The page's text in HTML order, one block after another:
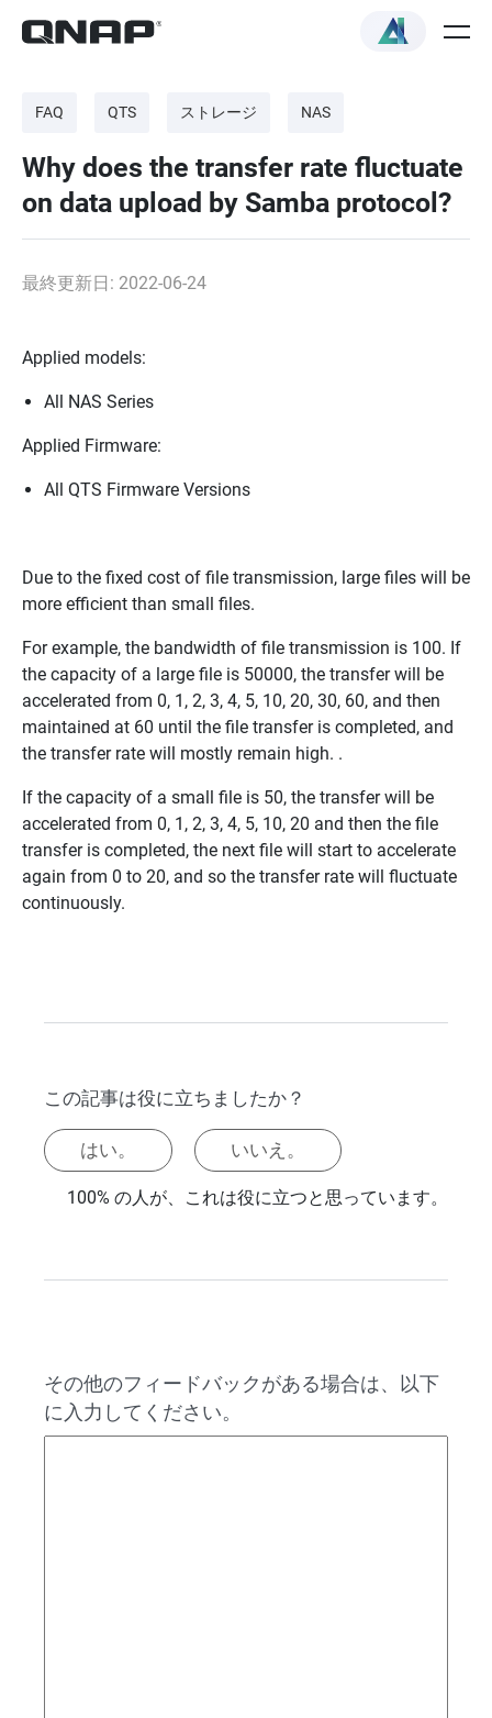
FAQ QTS ストレージ NAS
Why does the transfer rate fluctuate
on data upload by Samba protocol?
最終更新日: 2022-06-24
Applied models:
All NAS Series
Applied Firmware:
All QTS Firmware Versions
Due to the fixed cost of file transmission, large files will be
more efficient than small files.
For example, the bandwidth of file transmission is 100. If
the capacity of a large file is 50000, the transfer will be
accelerated from 0, 1, 2, 3, 4, 5, 10, 20, 30, 60, and then
maintained at 60 until the file transfer is completed, and
the transfer rate will mostly remain high. .
If the capacity of a small file is 50, the transfer will be
accelerated from 0, 1, 2, 3, 4, 5, 10, 20 and then the file
transfer is completed, the next file will start to accelerate
again from 0 to 20, and so the transfer rate will fluctuate
continuously.
この記事は役に立ちましたか？
はい。 いいえ。
100% の人が、これは役に立つと思っています。
その他のフィードバックがある場合は、以下
に入力してください。